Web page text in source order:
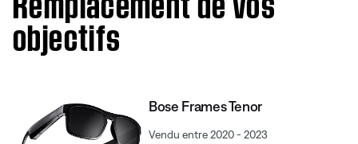
objectifs
Bose Frames Tenor
Vendu entre 2020 - 2023